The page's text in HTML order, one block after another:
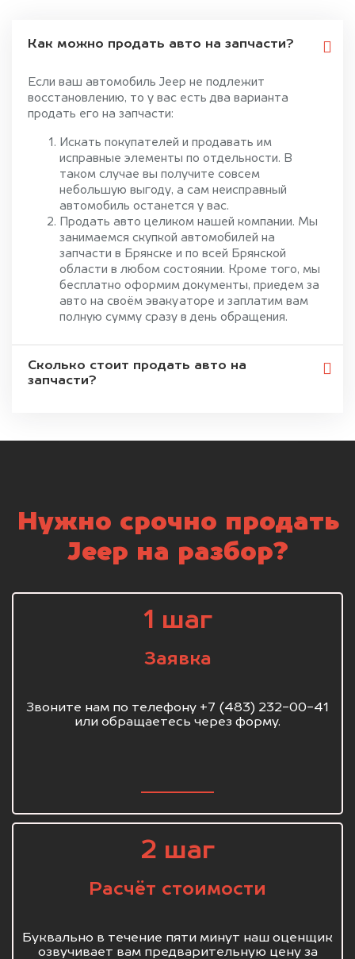
Как можно продать авто на запчасти?
Если ваш автомобиль Jeep не подлежит
восстановлению, то у вас есть два варианта
продать его на запчасти:
Искать покупателей и продавать им
исправные элементы по отдельности. В
таком случае вы получите совсем
небольшую выгоду, а сам неисправный
автомобиль останется у вас.
Продать авто целиком нашей компании. Мы
занимаемся скупкой автомобилей на
запчасти в Брянске и по всей Брянской
области в любом состоянии. Кроме того, мы
бесплатно оформим документы, приедем за
авто на своём эвакуаторе и заплатим вам
полную сумму сразу в день обращения.
Сколько стоит продать авто на
запчасти?
Нужно срочно продать
Jeep на разбор?
1 шаг
Заявка
Звоните нам по телефону +7 (483) 232-00-41
или обращаетесь через форму.
2 шаг
Расчёт стоимости
Буквально в течение пяти минут наш оценщик
озвучивает вам предварительную цену за